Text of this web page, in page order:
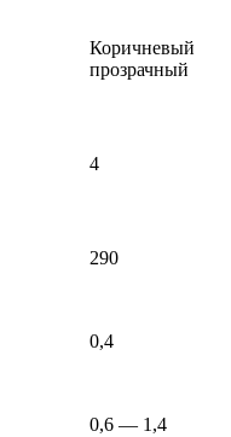
Коричневый
прозрачный
4
290
0,4
0,6 — 1,4